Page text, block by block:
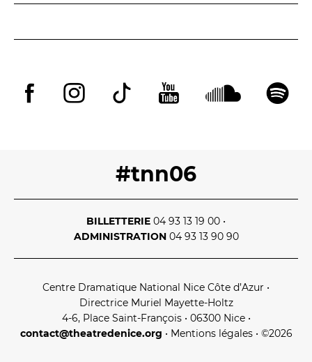
#tnn06
BILLETTERIE 04 93 13 19 00 •
ADMINISTRATION 04 93 13 90 90
Centre Dramatique National Nice Côte d’Azur •
Directrice Muriel Mayette‑Holtz
4‑6, Place Saint‑François • 06300 Nice •
contact@theatredenice.org • Mentions légales• ©2026